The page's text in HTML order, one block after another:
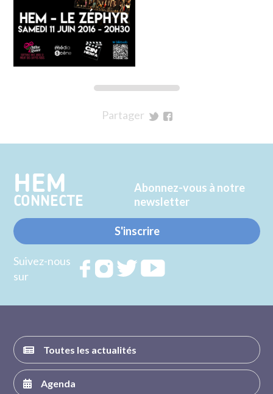
Partager
Twitter
Facebook
HEM
CONNECTE
Abonnez-vous à notre
newsletter
S'inscrire
Suivez-nous
sur
RejoignezRejoignezRejoignez
Toutes les actualités
Agenda